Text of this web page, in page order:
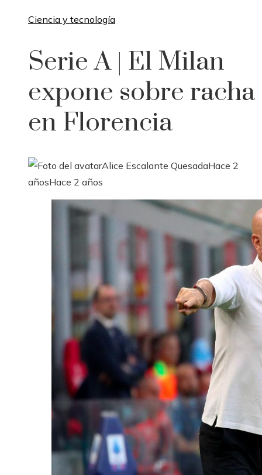
Ciencia y tecnología
Serie A | El Milan
expone sobre racha
en Florencia
Alice Escalante QuesadaHace 2
añosHace 2 años